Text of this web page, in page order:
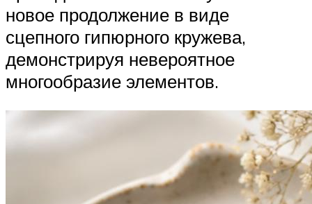
новое продолжение в виде
сцепного гипюрного кружева,
демонстрируя невероятное
многообразие элементов.